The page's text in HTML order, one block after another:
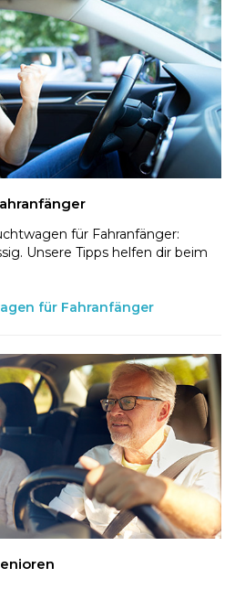
für Fahranfänger:
Unsere Tipps helfen dir beim
für Fahranfänger